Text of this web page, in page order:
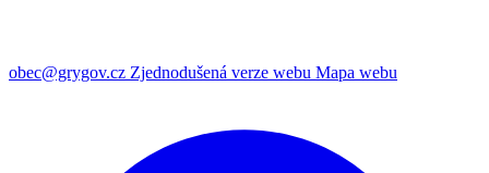
obec@grygov.cz Zjednodušená verze webu Mapa webu